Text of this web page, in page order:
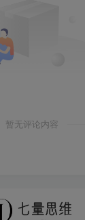
暂无评论内容